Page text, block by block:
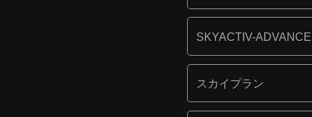
SKYACTIV-ADVANCE
スカイプラン